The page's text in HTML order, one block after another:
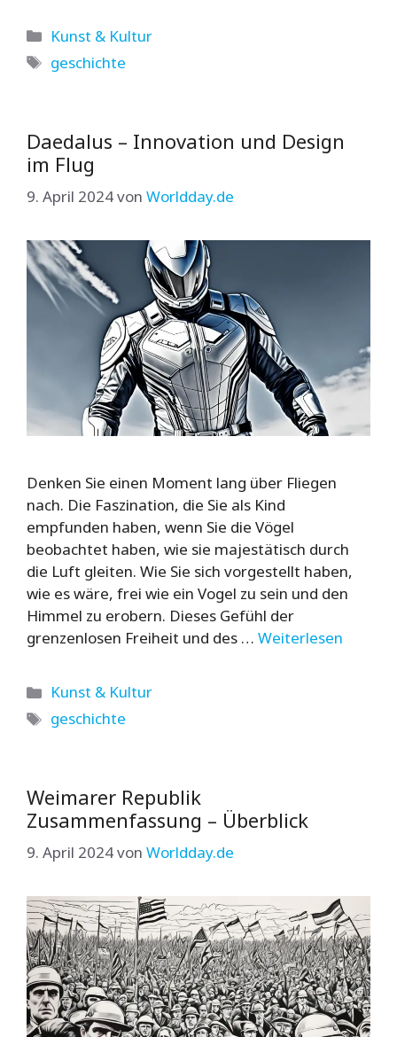
Kategorien
Kunst & Kultur
Schlagwörter
geschichte
Daedalus – Innovation und Design
im Flug
9. April 2024von Worldday.de
Denken Sie einen Moment lang über Fliegen
nach. Die Faszination, die Sie als Kind
empfunden haben, wenn Sie die Vögel
beobachtet haben, wie sie majestätisch durch
die Luft gleiten. Wie Sie sich vorgestellt haben,
wie es wäre, frei wie ein Vogel zu sein und den
Himmel zu erobern. Dieses Gefühl der
grenzenlosen Freiheit und des … Weiterlesen
Kategorien
Kunst & Kultur
Schlagwörter
geschichte
Weimarer Republik
Zusammenfassung – Überblick
9. April 2024von Worldday.de